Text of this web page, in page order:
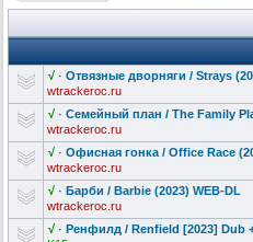
√ · Отвязные дворняги / Strays
wtrackeroc.ru
√ · Семейный план / The Family
wtrackeroc.ru
√ · Офисная гонка / Office Race
wtrackeroc.ru
√ · Барби / Barbie (2023) WEB-DL
wtrackeroc.ru
√ · Ренфилд / Renfield [2023] Dub